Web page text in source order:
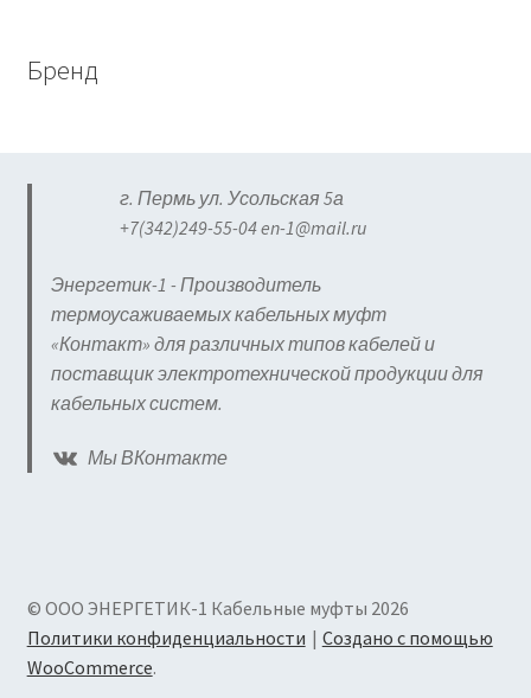
Бренд
г. Пермь ул. Усольская 5а
+7(342)249-55-04 en-1@mail.ru
Энергетик-1 - Производитель
термоусаживаемых кабельных муфт
«Контакт» для различных типов кабелей и
поставщик электротехнической продукции для
кабельных систем.
Мы ВКонтакте
© ООО ЭНЕРГЕТИК-1 Кабельные муфты 2026
Политики конфиденциальности
Создано с помощью
WooCommerce.